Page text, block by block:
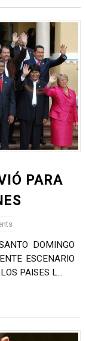
PARA
DOMINGO
ESCENARIO
PAISES L...